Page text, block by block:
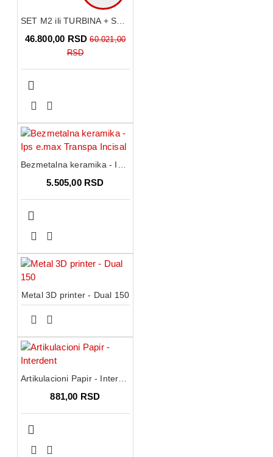
46.800,00 RSD 60.021,00
RSD
5.505,00 RSD
Metal 3D printer - Dual 150
881,00 RSD